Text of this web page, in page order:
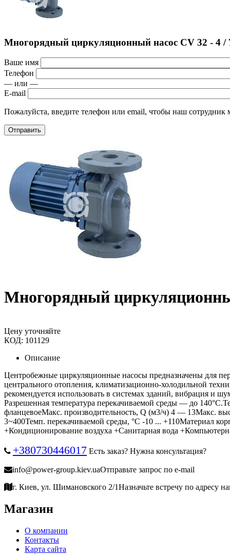
Многорядный циркуляционный насос CV 32 - 4 /
Ваше имя
Телефон
— или —
E-mail
Пожалуйста, введите телефон или email, чтобы наш сотрудник
Отправить
Многорядный
Цену уточняйте
КОД: 101129
Описание
Центробежные циркуляционные насосы предназначены для
центрального отопления, климатизационно-холодильной
рекомендуется использовать в системах зданий, вибрация и
Разрешенная температура перекачиваемой среды ― до
фланцевоеМакс. производительность, Q (м3/ч) 4 ― 13Макс.
3~400Темп. перекачиваемой среды, °C -10 ... +110Материал
+Кондиционирование воздуха +Санитарная вода
+380730446017 Есть заказ? Нужна консультация?
info@power-group.kiev.uaОтправьте запрос по e-mail
г. Киев, ул. Шимановского 2/1Назначьте встречу по адресу
Магазин
О компании
Контакты
Карта сайта